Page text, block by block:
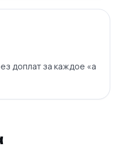
доплат за каждое «а